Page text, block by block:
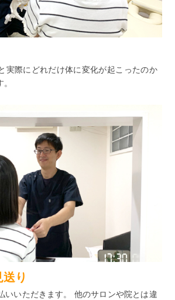
実際にどれだけ体に変化が起こったのか
り
いいただきます。 他のサロンや院とは違